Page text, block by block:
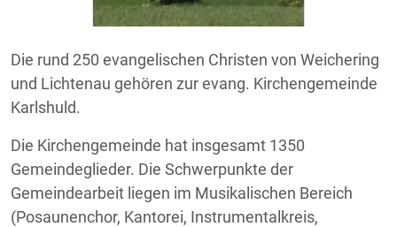
Die rund 250 evangelischen Christen von Weichering
und Lichtenau gehören zur evang. Kirchengemeinde
Karlshuld.
Die Kirchengemeinde hat insgesamt 1350
Gemeindeglieder. Die Schwerpunkte der
Gemeindearbeit liegen im Musikalischen Bereich
(Posaunenchor, Kantorei, Instrumentalkreis,